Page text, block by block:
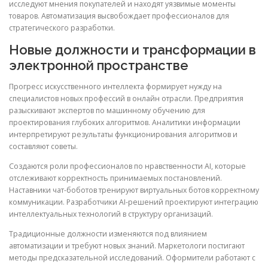
исследуют мнения покупателей и находят уязвимые моменты
товаров. Автоматизация высвобождает профессионалов для
стратегического разработки.
Новые должности и трансформации в
электронной пространстве
Прогресс искусственного интеллекта формирует нужду на
специалистов новых профессий в онлайн отрасли. Предприятия
разыскивают экспертов по машинному обучению для
проектирования глубоких алгоритмов. Аналитики информации
интерпретируют результаты функционирования алгоритмов и
составляют советы.
Создаются роли профессионалов по нравственности AI, которые
отслеживают корректность принимаемых постановлений.
Наставники чат-боботов тренируют виртуальных ботов корректному
коммуникации. Разработчики AI-решений проектируют интеграцию
интеллектуальных технологий в структуру организаций.
Традиционные должности изменяются под влиянием
автоматизации и требуют новых знаний. Маркетологи постигают
методы предсказательной исследований. Оформители работают с